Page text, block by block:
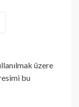
üzere
bu